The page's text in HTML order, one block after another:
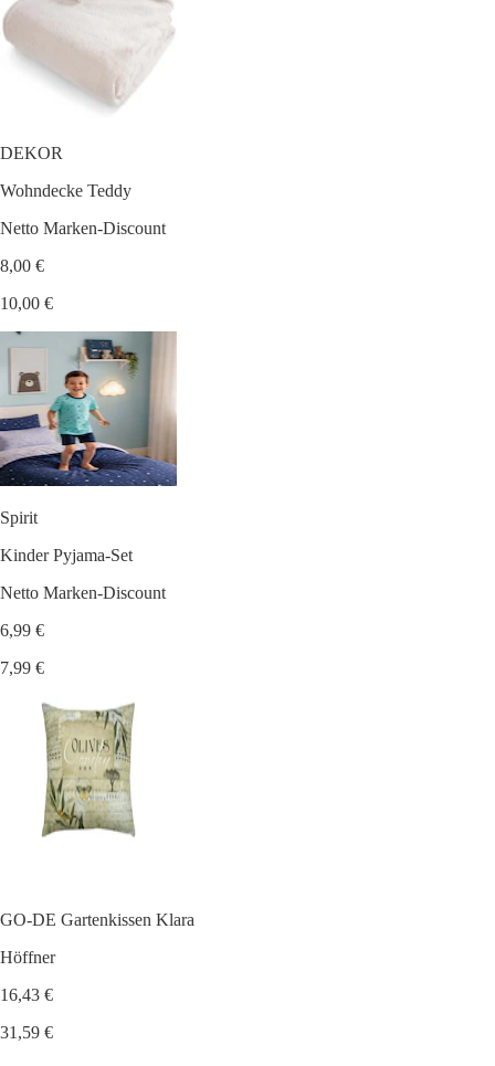
DEKOR
Wohndecke Teddy
Netto Marken-Discount
8,00 €
10,00 €
Spirit
Kinder Pyjama-Set
Netto Marken-Discount
6,99 €
7,99 €
GO-DE Gartenkissen Klara
Höffner
16,43 €
31,59 €